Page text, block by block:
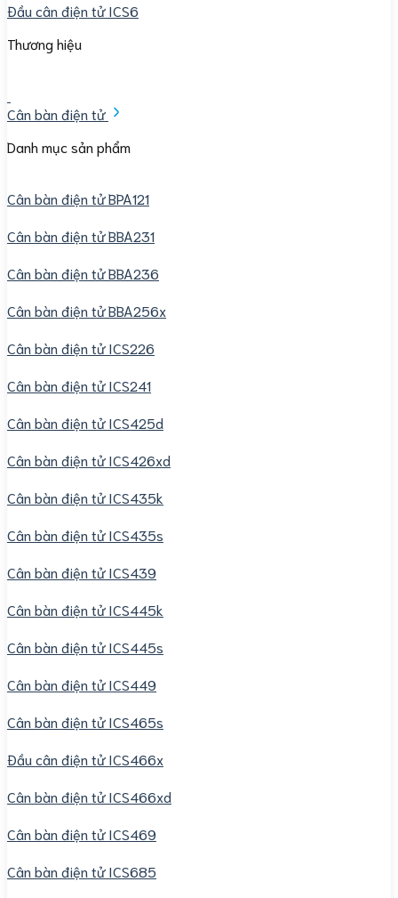
Đầu cân điện tử ICS6
Thương hiệu
Cân bàn điện tử
Danh mục sản phẩm
Cân bàn điện tử BPA121
Cân bàn điện tử BBA231
Cân bàn điện tử BBA236
Cân bàn điện tử BBA256x
Cân bàn điện tử ICS226
Cân bàn điện tử ICS241
Cân bàn điện tử ICS425d
Cân bàn điện tử ICS426xd
Cân bàn điện tử ICS435k
Cân bàn điện tử ICS435s
Cân bàn điện tử ICS439
Cân bàn điện tử ICS445k
Cân bàn điện tử ICS445s
Cân bàn điện tử ICS449
Cân bàn điện tử ICS465s
Đầu cân điện tử ICS466x
Cân bàn điện tử ICS466xd
Cân bàn điện tử ICS469
Cân bàn điện tử ICS685